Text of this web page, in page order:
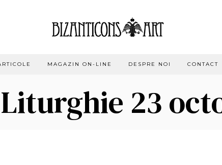
MAGAZIN ON-LINE DESPRE NOI CONTACT
23